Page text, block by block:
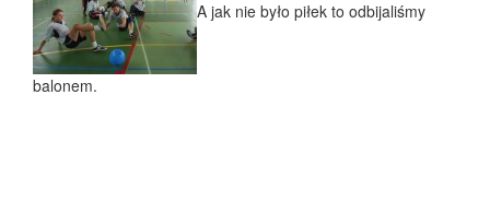
A jak nie było piłek to odbijaliśmy
balonem.